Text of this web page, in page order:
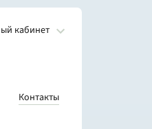
кабинет
Контакты